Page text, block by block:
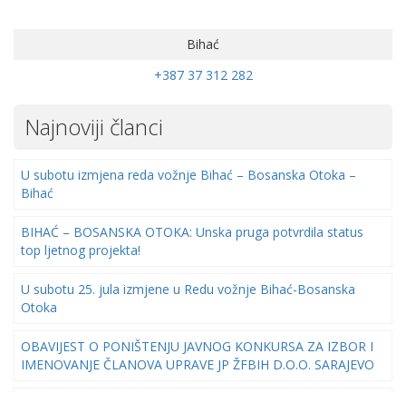
Bihać
+387 37 312 282
Najnoviji članci
U subotu izmjena reda vožnje Bihać – Bosanska Otoka –
Bihać
BIHAĆ – BOSANSKA OTOKA: Unska pruga potvrdila status
top ljetnog projekta!
U subotu 25. jula izmjene u Redu vožnje Bihać-Bosanska
Otoka
OBAVIJEST O PONIŠTENJU JAVNOG KONKURSA ZA IZBOR I
IMENOVANJE ČLANOVA UPRAVE JP ŽFBIH D.O.O. SARAJEVO